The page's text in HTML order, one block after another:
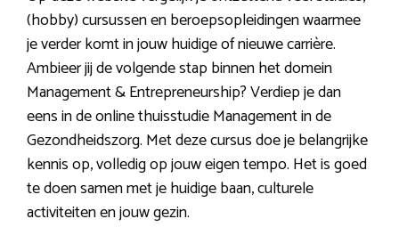
(hobby) cursussen en beroepsopleidingen waarmee
je verder komt in jouw huidige of nieuwe carrière.
Ambieer jij de volgende stap binnen het domein
Management & Entrepreneurship? Verdiep je dan
eens in de online thuisstudie Management in de
Gezondheidszorg. Met deze cursus doe je belangrijke
kennis op, volledig op jouw eigen tempo. Het is goed
te doen samen met je huidige baan, culturele
activiteiten en jouw gezin.